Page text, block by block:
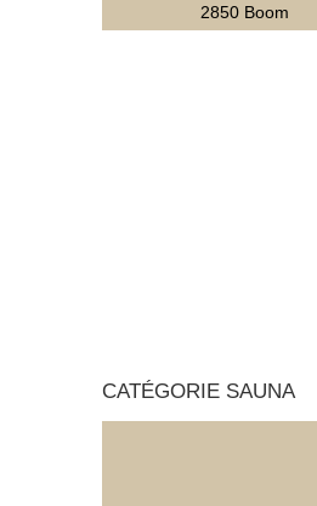
2850 Boom
CATÉGORIE SAUNA